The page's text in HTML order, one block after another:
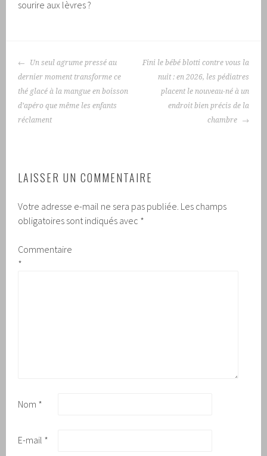
sourire aux lèvres ?
NAVIGATION
DES
ARTICLES
Un seul agrume pressé au
dernier moment transforme ce
thé glacé à la mangue en boisson
d’apéro que même les enfants
réclament
Fini le bébé blotti contre vous la
nuit : en 2026, les pédiatres
placent le nouveau-né à un
endroit bien précis de la
chambre
LAISSER UN COMMENTAIRE
Votre adresse e-mail ne sera pas publiée. Les champs
obligatoires sont indiqués avec *
Commentaire
*
Nom *
E-mail *